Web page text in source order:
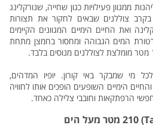
ממגוון פעילויות כגון שחייה, שנורקלינג
בקרב צוללנים שבאים לחקור את תצורות
ואת החיים הימיים המגוונים הקיימים
המים הגבוהה ומחסור בחמצן מתחת
מי שמבקר באי קורון. יופיו המדהים,
והחיים הימיים השופעים הופכים אותו לחוויה
הרפתקאות וחובבי צלילה כאחד.